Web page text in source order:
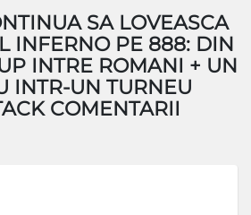
SA LOVEASCA
INFERNO PE 888: DIN
INTRE ROMANI + UN
INTR-UN TURNEU
COMENTARII